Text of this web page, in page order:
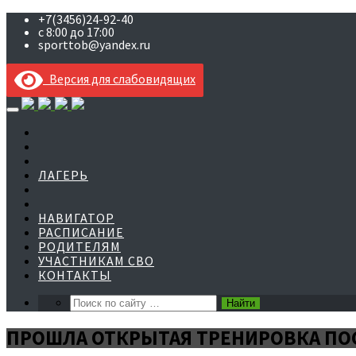
+7(3456)24-92-40
с 8:00 до 17:00
sporttob@yandex.ru
Версия для слабовидящих
Skip
to
content
ЛАГЕРЬ
НАВИГАТОР
РАСПИСАНИЕ
РОДИТЕЛЯМ
УЧАСТНИКАМ СВО
КОНТАКТЫ
ПРОШЛА ОТКРЫТАЯ ТРЕНИРОВКА